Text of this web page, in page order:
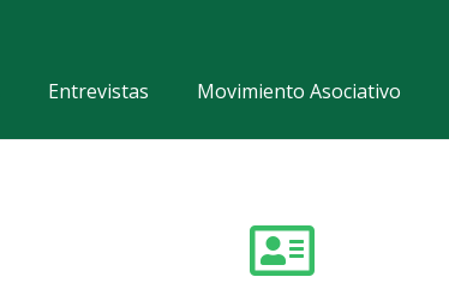
Entrevistas Movimiento Asociativo